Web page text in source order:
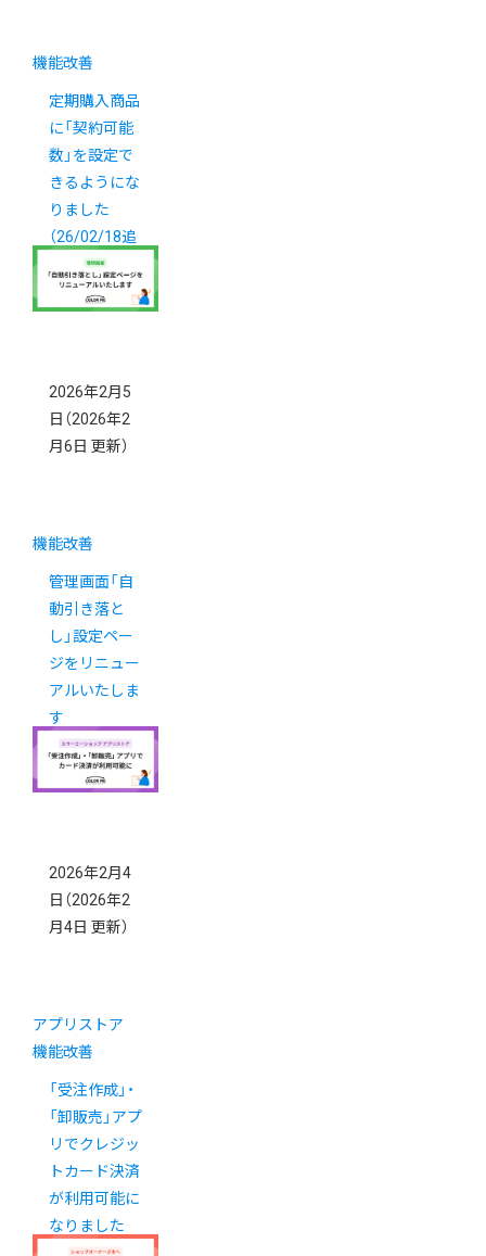
機能改善
定期購入商品
に「契約可能
数」を設定で
きるようにな
りました
（26/02/18追
2026年2月5
日 （2026年2
月6日 更新）
機能改善
管理画面「自
動引き落と
し」設定ペー
ジをリニュー
アルいたしま
す
2026年2月4
日 （2026年2
月4日 更新）
アプリストア
機能改善
「受注作成」・
「卸販売」アプ
リでクレジッ
トカード決済
が利用可能に
なりました